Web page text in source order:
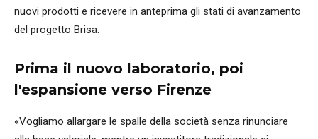
nuovi prodotti e ricevere in anteprima gli stati di avanzamento
del progetto Brisa.
Prima il nuovo laboratorio, poi
l'espansione verso Firenze
«Vogliamo allargare le spalle della società senza rinunciare